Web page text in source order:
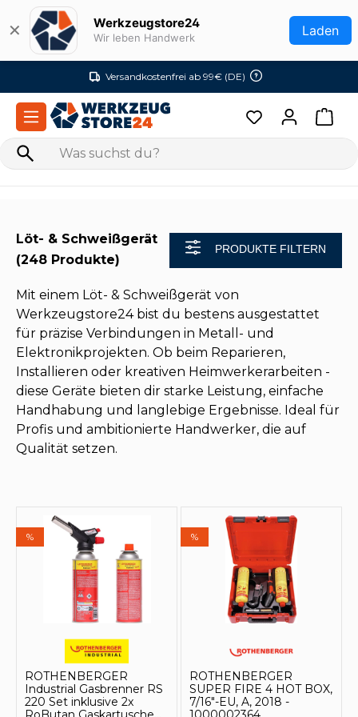
Zum Hauptinhalt springen
✕ Werkzeugstore24
Wir leben Handwerk Laden
Versandkostenfrei ab 99€ (DE)
Löt- & Schweißgerät
(248 Produkte)
PRODUKTE FILTERN
Mit einem Löt- & Schweißgerät von
Werkzeugstore24 bist du bestens ausgestattet
für präzise Verbindungen in Metall- und
Elektronikprojekten. Ob beim Reparieren,
Installieren oder kreativen Heimwerkerarbeiten -
diese Geräte bieten dir starke Leistung, einfache
Handhabung und langlebige Ergebnisse. Ideal für
Profis und ambitionierte Handwerker, die auf
Qualität setzen.
%
ROTHENBERGER
Industrial Gasbrenner RS
220 Set inklusive 2x
%
ROTHENBERGER
SUPER FIRE 4 HOT BOX,
7/16"-EU, A, 2018 -